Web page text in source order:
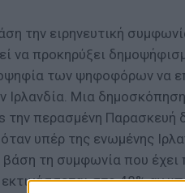
την ειρηνευτική
να προκηρύξει
των ψηφοφόρων να
Ιρλανδία. Μια
την περασμένη Παρασκευή
υπέρ της ενωμένης
βάση τη συμφωνία που έχει
στο 48% αν